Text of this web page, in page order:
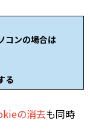
コンの場合は
る
の消去も同時